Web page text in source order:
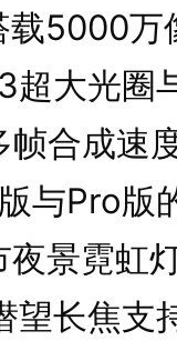
载5000
超大光圈
帧合成速
与Pro版
夜景霓虹
望长焦支